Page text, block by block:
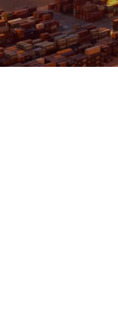
총괄사업지원실2019.06.25
총괄사업지원실2019.05.17